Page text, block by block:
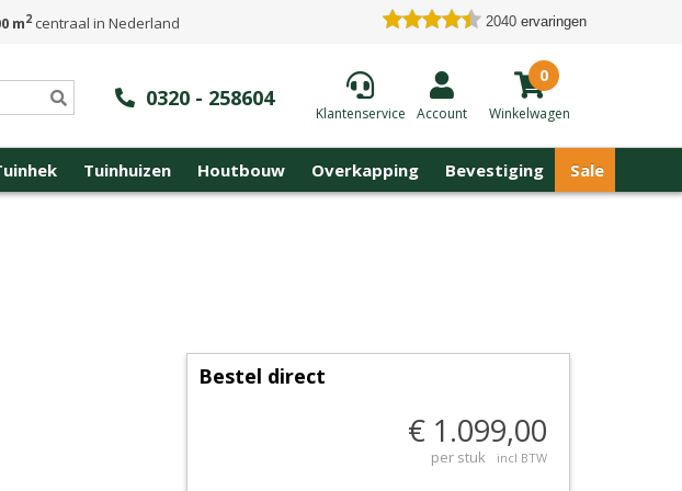
m2centraal in Nederland 2040 ervaringen
0320 - 258604
Klantenservice Account
0
Winkelwagen
Tuinhuizen Houtbouw Overkapping Bevestiging Sale
Bestel direct
€ 1.099,00
per stuk incl BTW